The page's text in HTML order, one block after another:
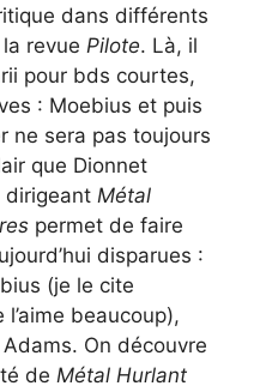
dans différents
revue Pilote. Là, il
pour bds courtes,
: Moebius et puis
ne sera pas toujours
que Dionnet
dirigeant Métal
permet de faire
disparues :
(je le cite
beaucoup),
On découvre
de Métal Hurlant